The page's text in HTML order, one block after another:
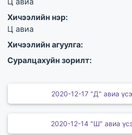
Хичээлийн нэр:
Ц авиа
Хичээлийн агуулга:
Суралцахуйн зорилт:
2020-12-17 "Д" авиа
2020-12-14 "Ш" авиа